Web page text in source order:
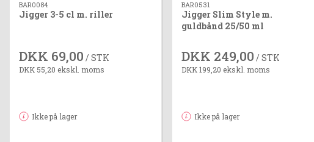
BAR0084
Jigger 3-5 cl m. riller
DKK 69,00 / STK
DKK 55,20 ekskl. moms
Ikke på lager
BAR0531
Jigger Slim Style m.
guldbånd 25/50 ml
DKK 249,00 / STK
DKK 199,20 ekskl. moms
Ikke på lager